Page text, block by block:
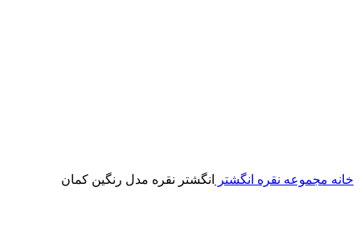
خانه مجموعه نقره انگشتر انگشتر نقره مدل رنگین کمان